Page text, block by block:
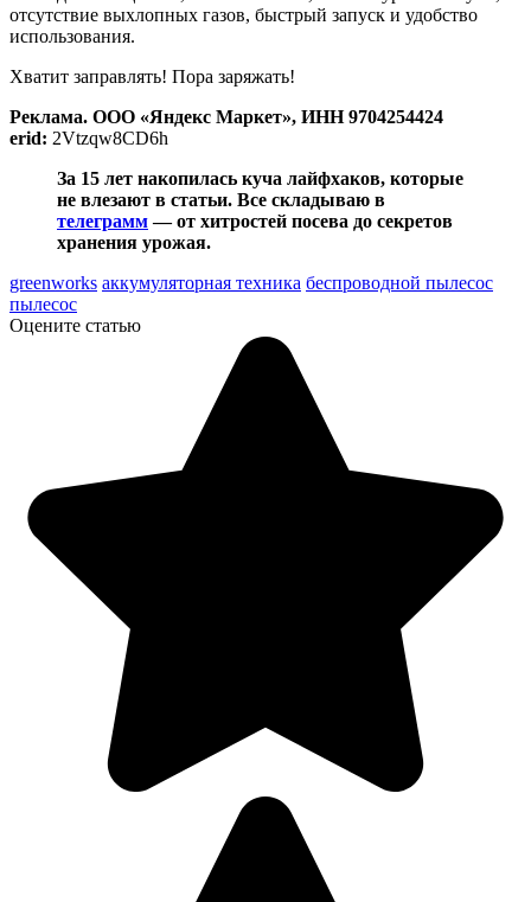
отсутствие выхлопных газов, быстрый запуск и удобство
использования.
Хватит заправлять! Пора заряжать!
Реклама. ООО «Яндекс Маркет», ИНН 9704254424
erid: 2Vtzqw8CD6h
За 15 лет накопилась куча лайфхаков, которые
не влезают в статьи. Все складываю в
телеграмм— от хитростей посева до секретов
хранения урожая.
greenworks аккумуляторная техника беспроводной пылесос
пылесос
Оцените статью